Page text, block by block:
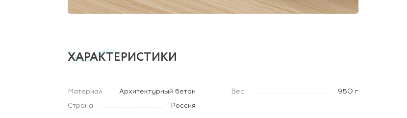
ХАРАКТЕРИСТИКИ
Материал Архитектурный бетон Вес
950 г
Страна
Россия